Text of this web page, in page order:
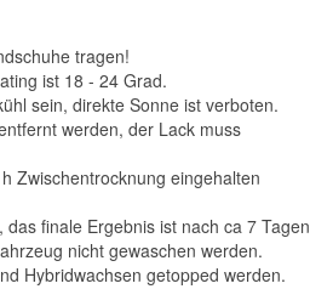
tragen!
ist 18 - 24 Grad.
sein, direkte Sonne ist verboten.
werden, der Lack muss
Zwischentrocknung eingehalten
finale Ergebnis ist nach ca 7 Tagen
nicht gewaschen werden.
Hybridwachsen getopped werden.